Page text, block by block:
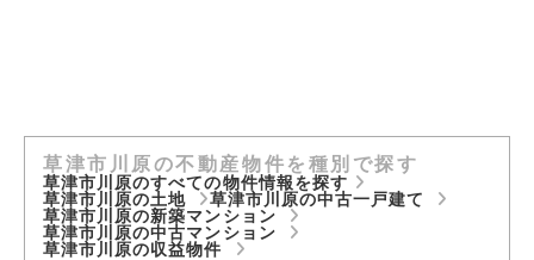
草津市川原の不動産物件を種別で探す
草津市川原のすべての物件情報を探す
草津市川原の土地
草津市川原の中古一戸建て
草津市川原の新築マンション
草津市川原の中古マンション
草津市川原の収益物件